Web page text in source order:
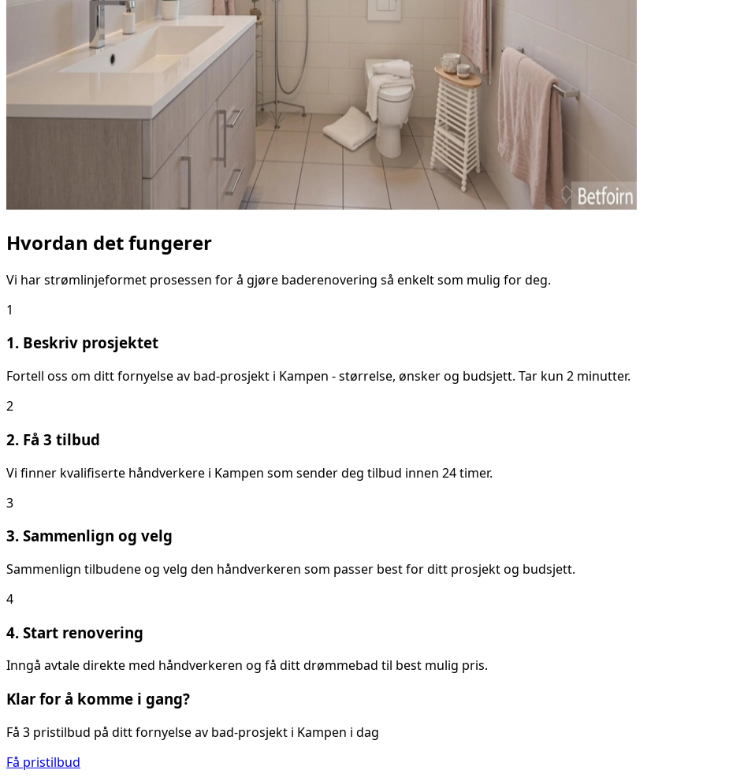
Hvordan det fungerer
Vi har strømlinjeformet prosessen for å gjøre baderenovering så enkelt som mulig for deg.
1
1. Beskriv prosjektet
Fortell oss om dittfornyelse av bad-prosjekt i Kampen - størrelse, ønsker og budsjett. Tar kun 2 minutter.
2
2. Få 3 tilbud
Vi finner kvalifiserte håndverkere i Kampen som sender deg tilbud innen 24 timer.
3
3. Sammenlign og velg
Sammenlign tilbudene og velg den håndverkeren som passer best for ditt prosjekt og budsjett.
4
4. Start renovering
Inngå avtale direkte med håndverkeren og få ditt drømmebad til best mulig pris.
Klar for å komme i gang?
Få 3 pristilbud på dittfornyelse av bad-prosjekt i Kampen i dag
Få pristilbud